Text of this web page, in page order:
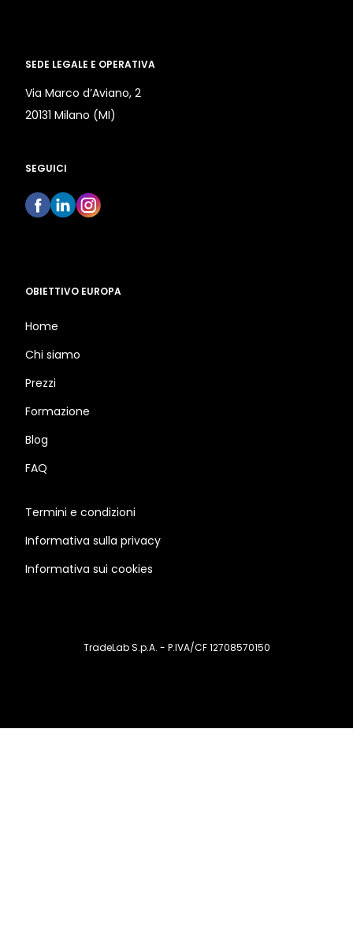
SEDE LEGALE E OPERATIVA
Via Marco d’Aviano, 2
20131 Milano (MI)
SEGUICI
OBIETTIVO EUROPA
Home
Chi siamo
Prezzi
Formazione
Blog
FAQ
Termini e condizioni
Informativa sulla privacy
Informativa sui cookies
TradeLab S.p.A. - P.IVA/CF 12708570150